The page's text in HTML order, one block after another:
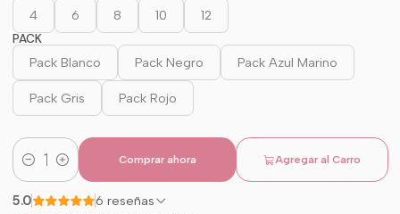
4 6 8 10 12
PACK
Pack Blanco Pack Negro Pack Azul Marino
Pack Gris Pack Rojo
Cantidad
Agregar al Carro
Comprar ahora
5.0 6 reseñas